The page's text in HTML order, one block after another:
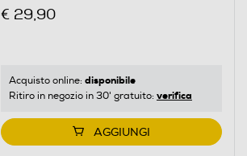
€ 29,90
Acquisto online: disponibile
Ritiro in negozio in 30' gratuito: verifica
AGGIUNGI